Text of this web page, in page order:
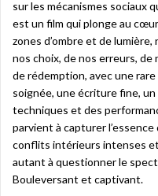
sur les mécanismes sociaux
est un film qui plonge au
zones d’ombre et de
nos choix, de nos erreurs,
de rédemption, avec une
soignée, une écriture fine,
techniques et des
parvient à capturer
conflits intérieurs intenses
autant à questionner le
Bouleversant et captivant.